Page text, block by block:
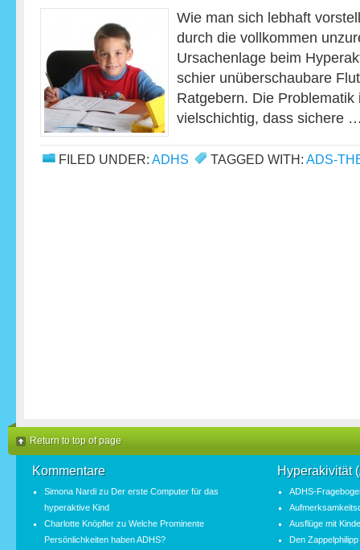
Wie man sich lebhaft
durch die vollkommen
Ursachenlage beim
schier unüberschaubare
Ratgebern. Die Problematik
vielschichtig, dass sichere
FILED UNDER: ADHS TAGGED WITH: ADS-
Return to top of page
Kommentare
Simona Nardi zu Der erste Computer für das
hyperaktive Kind
Charlotte Knöpfler zu Welche Prominente
Persönlichkeiten haben ADHS?
Hyperakivität
ADHS-
Ausflüge mit
Den